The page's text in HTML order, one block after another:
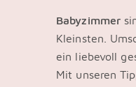
Babyzimmer
Kleinsten.
ein liebevoll
Mit unseren